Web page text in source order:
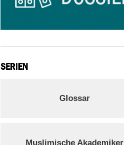
SERIEN
Glossar
Muslimische Akademiker